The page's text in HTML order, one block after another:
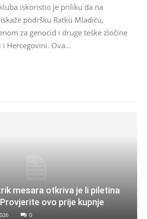
iskoristio je priliku da na
podršku Ratku Mladiću,
za genocid i druge teške zločine
Hercegovini. Ova...
mesara otkriva je li piletina
ovo prije kupnje
0